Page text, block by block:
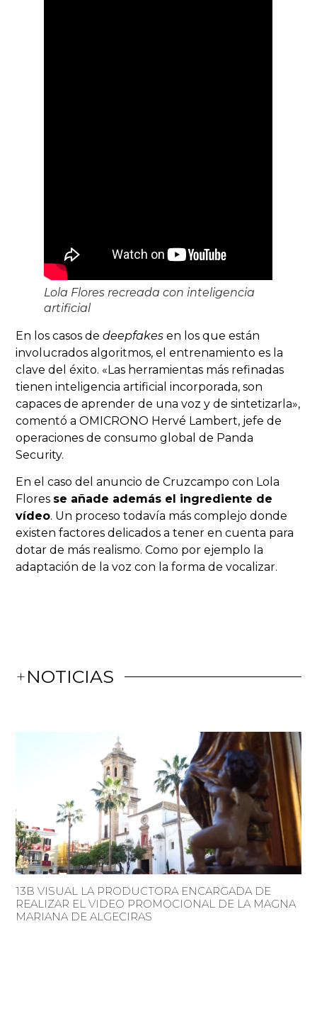
Lola Flores recreada con inteligencia
artificial
En los casos dedeepfakesen los que están
involucrados algoritmos, el entrenamiento es la
clave del éxito. «Las herramientas más refinadas
tienen inteligencia artificial incorporada, son
capaces de aprender de una voz y de sintetizarla»,
comentó a OMICRONO Hervé Lambert, jefe de
operaciones de consumo global de Panda
Security.
En el caso del anuncio de Cruzcampo con Lola
Flores se añade además el ingrediente de
vídeo. Un proceso todavía más complejo donde
existen factores delicados a tener en cuenta para
dotar de más realismo. Como por ejemplo la
adaptación de la voz con la forma de vocalizar.
+NOTICIAS
13B VISUAL LA PRODUCTORA ENCARGADA DE
REALIZAR EL VIDEO PROMOCIONAL DE LA MAGNA
MARIANA DE ALGECIRAS